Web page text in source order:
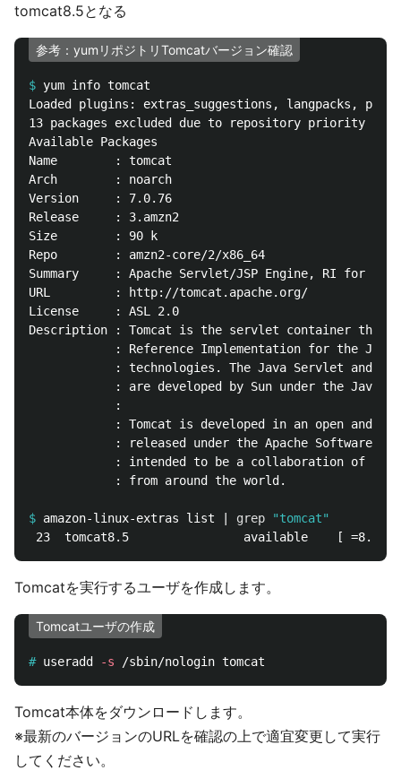
tomcat8.5となる
参考：yumリポジトリTomcatバージョン確認
$
Loaded plugins: extras_suggestions, langpacks,
13 packages excluded due to repository priority
Available Packages
Name        : tomcat
Arch        : noarch
Version     : 7.0.76
Release     : 3.amzn2
Size        : 90 k
Repo        : amzn2-core/2/x86_64
Summary     : Apache Servlet/JSP Engine, RI for
URL         : http://tomcat.apache.org/
License     : ASL 2.0
Description : Tomcat is the servlet container
: Reference Implementation for the Java
: technologies. The Java Servlet and
: are developed by Sun under the Java
            :
: Tomcat is developed in an open and
: released under the Apache Software
: intended to be a collaboration of the
            : from around the world.
$ amazon-linux-extras list | grep "tomcat"
Tomcatを実行するユーザを作成します。
Tomcatユーザの作成
# useradd -s
Tomcat本体をダウンロードします。
※最新のバージョンのURLを確認の上で適宜変更して実行
してください。